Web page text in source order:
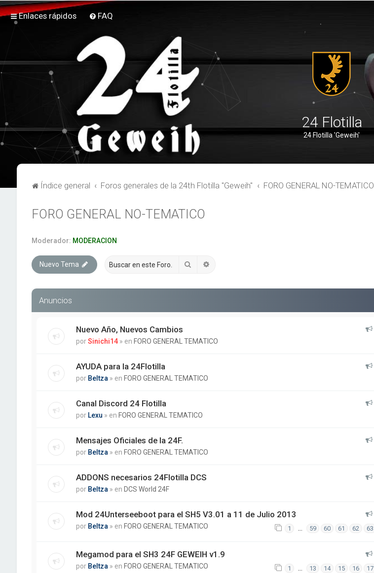
Enlaces rápidos FAQ
24 Flotilla
24 Flotilla 'Geweih'
Índice general Foros generales de la 24th Flotilla "Geweih" FORO GENERAL NO-TEMATICO
FORO GENERAL NO-TEMATICO
Moderador: MODERACION
Nuevo Tema Buscar
Anuncios
Nuevo Año, Nuevos Cambios
porSinichi14 » en FORO GENERAL TEMATICO
AYUDA para la 24Flotilla
por Beltza » en FORO GENERAL TEMATICO
Canal Discord 24 Flotilla
por Lexu » en FORO GENERAL TEMATICO
Mensajes Oficiales de la 24F.
por Beltza » en FORO GENERAL TEMATICO
ADDONS necesarios 24Flotilla DCS
por Beltza » en DCS World 24F
Mod 24Unterseeboot para el SH5 V3.01 a 11 de Julio 2013
por Beltza » en FORO GENERAL TEMATICO 1 … 59 60 61 62 63
Megamod para el SH3 24F GEWEIH v1.9
por Beltza » en FORO GENERAL TEMATICO 1 … 13 14 15 16 17